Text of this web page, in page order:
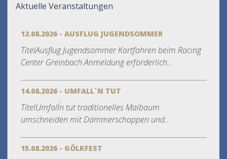
Aktuelle Veranstaltungen
12.08.2026 - AUSFLUG JUGENDSOMMER
TitelAusflug Jugendsommer Kartfahren beim Racing
Center Greinbach Anmeldung erforderlich...
14.08.2026 - UMFALL´N TUT
TitelUmfall´n tut traditionelles Maibaum
umschneiden mit Dämmerschoppen und...
15.08.2026 - GÖLKFEST